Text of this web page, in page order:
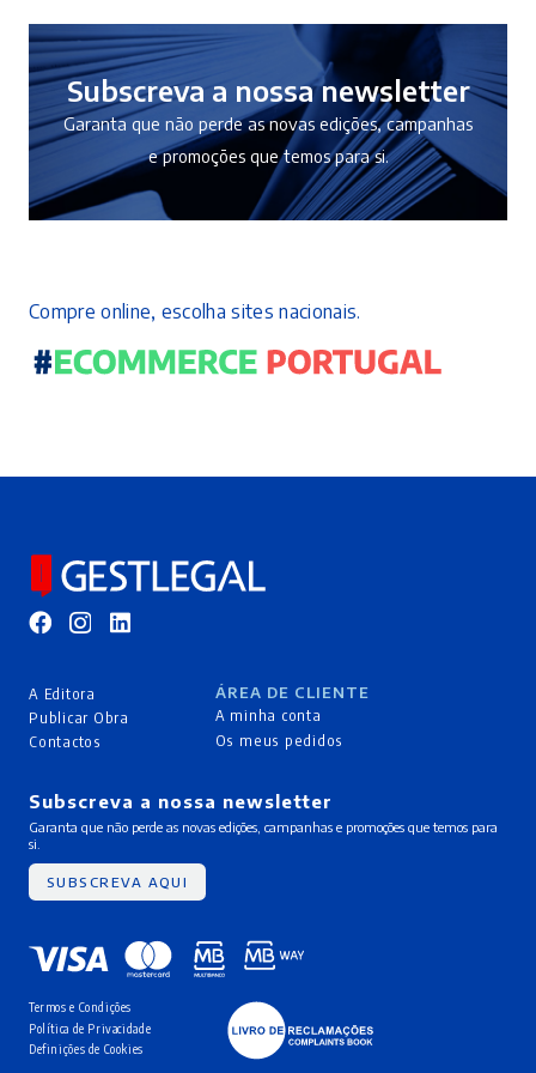
Subscreva a nossa newsletter
Garanta que não perde as novas edições, campanhas
e promoções que temos para si.
Compre online, escolha sites nacionais.
A Editora
Publicar Obra
Contactos
ÁREA DE CLIENTE
A minha conta
Os meus pedidos
Subscreva a nossa newsletter
Garanta que não perde as novas edições, campanhas e promoções que temos para
si.
SUBSCREVA AQUI
Termos e Condições
Política de Privacidade
Definições de Cookies